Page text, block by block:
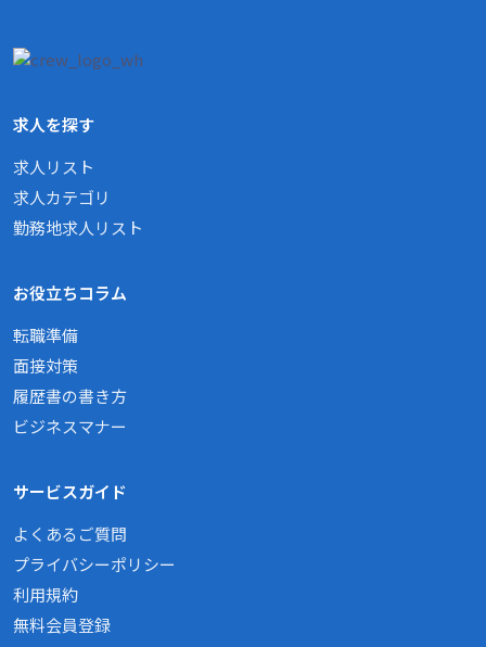
求人を探す
求人リスト
求人カテゴリ
勤務地求人リスト
お役立ちコラム
転職準備
面接対策
履歴書の書き方
ビジネスマナー
サービスガイド
よくあるご質問
プライバシーポリシー
利用規約
無料会員登録